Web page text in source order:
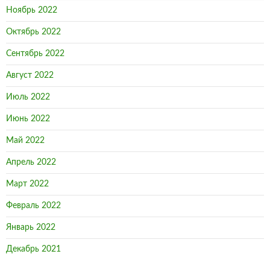
Ноябрь 2022
Октябрь 2022
Сентябрь 2022
Август 2022
Июль 2022
Июнь 2022
Май 2022
Апрель 2022
Март 2022
Февраль 2022
Январь 2022
Декабрь 2021